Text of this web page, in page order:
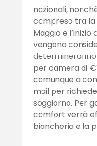
nazionali,
compreso tra la
Maggio e
vengono
per camera di
comunque a
mail per
soggiorno. Per
comfort verrà
biancheria e la